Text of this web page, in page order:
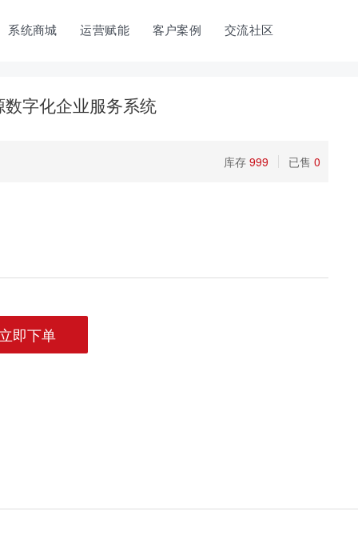
系统商城 运营赋能 客户案例 交流社区
字化企业服务系统
库存 999 已售 0
即下单